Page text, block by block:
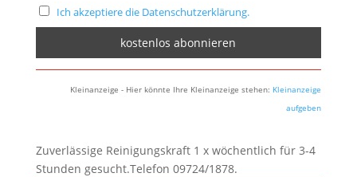
Ich akzeptiere die Datenschutzerklärung.
Kleinanzeige - Hier könnte Ihre Kleinanzeige stehen: Kleinanzeige
aufgeben
Zuverlässige Reinigungskraft 1 x wöchentlich für 3-4
Stunden gesucht.Telefon 09724/1878.